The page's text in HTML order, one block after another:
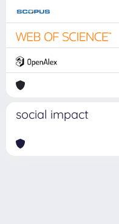
social impact